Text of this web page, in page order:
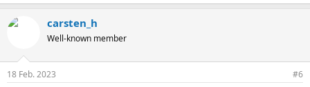
carsten_h
Well-known member
18 Feb. 2023 #6